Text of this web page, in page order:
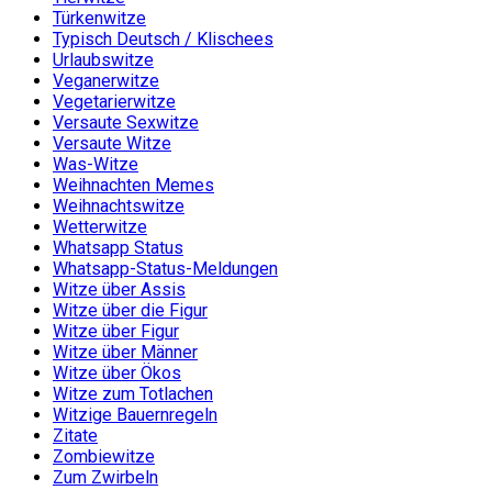
Türkenwitze
Typisch Deutsch / Klischees
Urlaubswitze
Veganerwitze
Vegetarierwitze
Versaute Sexwitze
Versaute Witze
Was-Witze
Weihnachten Memes
Weihnachtswitze
Wetterwitze
Whatsapp Status
Whatsapp-Status-Meldungen
Witze über Assis
Witze über die Figur
Witze über Figur
Witze über Männer
Witze über Ökos
Witze zum Totlachen
Witzige Bauernregeln
Zitate
Zombiewitze
Zum Zwirbeln